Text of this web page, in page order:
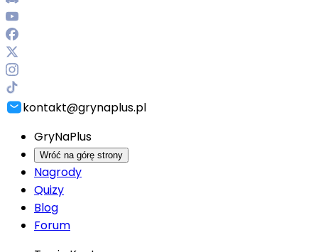
kontakt@grynaplus.pl
GryNaPlus
Wróć na górę strony
Nagrody
Quizy
Blog
Forum